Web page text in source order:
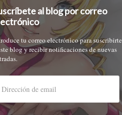
al blog por correo
tu correo electrónico para suscribirte
blog y recibir notificaciones de nuevas